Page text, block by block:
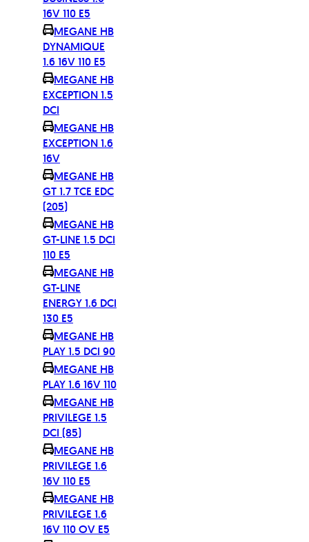
16V 110 E5
MEGANE HB
DYNAMIQUE
1.6 16V 110 E5
MEGANE HB
EXCEPTION 1.5
DCI
MEGANE HB
EXCEPTION 1.6
16V
MEGANE HB
GT 1.7 TCE EDC
(205)
MEGANE HB
GT-LINE 1.5 DCI
110 E5
MEGANE HB
GT-LINE
ENERGY 1.6 DCI
130 E5
MEGANE HB
PLAY 1.5 DCI 90
MEGANE HB
PLAY 1.6 16V 110
MEGANE HB
PRIVILEGE 1.5
DCI (85)
MEGANE HB
PRIVILEGE 1.6
16V 110 E5
MEGANE HB
PRIVILEGE 1.6
16V 110 OV E5